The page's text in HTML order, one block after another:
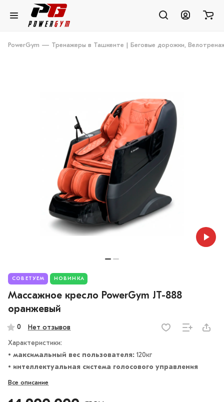
PowerGym — Тренажеры в Ташкенте | Беговые дорожки,
СОВЕТУЕМ НОВИНКА
Массажное кресло PowerGym JT-888
оранжевый
0 Нет отзывов
Характеристики:
• максимальный вес пользователя: 120кг
• интеллектуальная система голосового управления
Все описание